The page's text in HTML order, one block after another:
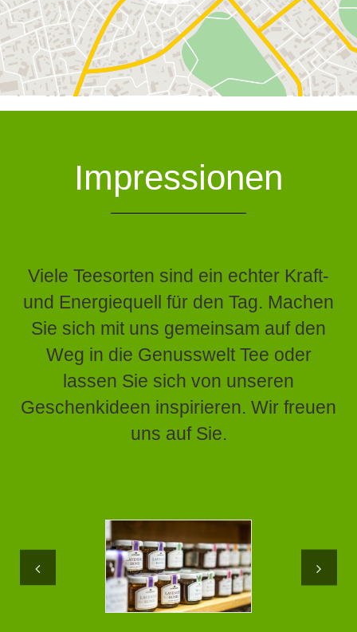
Impressionen
Viele Teesorten sind ein echter Kraft-
und Energiequell für den Tag. Machen
Sie sich mit uns gemeinsam auf den
Weg in die Genusswelt Tee oder
lassen Sie sich von unseren
Geschenkideen inspirieren. Wir freuen
uns auf Sie.